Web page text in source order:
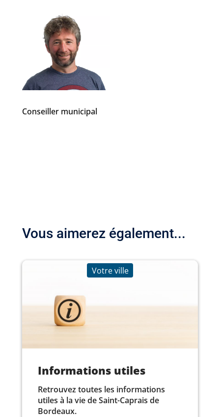
Conseiller municipal
Vous aimerez également...
Votre ville
Informations utiles
Retrouvez toutes les informations
utiles à la vie de Saint-Caprais de
Bordeaux.